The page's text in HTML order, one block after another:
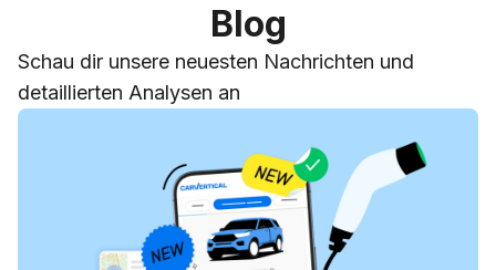
Blog
Schau dir unsere neuesten Nachrichten und
detaillierten Analysen an